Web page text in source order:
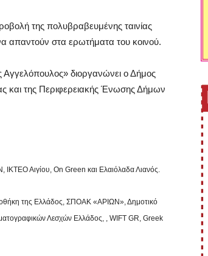
της πολυβραβευμένης ταινίας
απαντούν στα ερωτήματα του κοινού.
Αγγελόπουλος» διοργανώνει ο Δήμος
και της Περιφερειακής Ένωσης Δήμων
Αιγίου, On Green και Ελαιόλαδα Λιανός.
της Ελλάδος, ΣΠΟΑΚ «ΑΡΙΩΝ», Δημοτικό
Λεσχών Ελλάδος, , WIFT GR, Greek